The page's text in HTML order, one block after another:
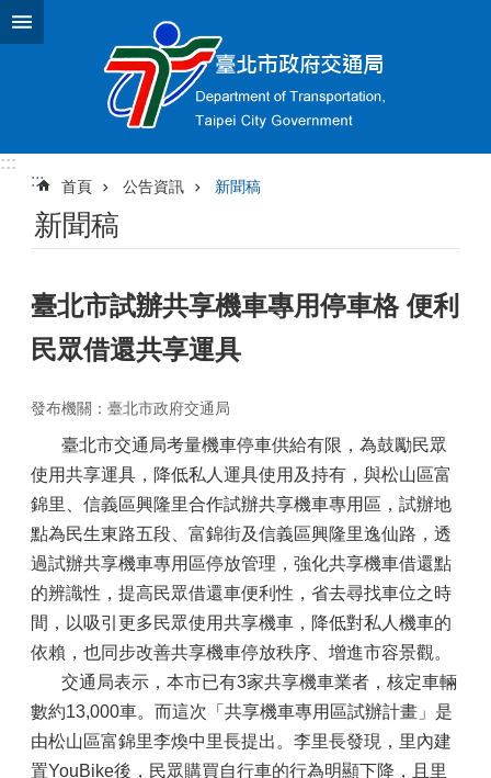
跳到主要內容區塊
:::
:::
首頁 公告資訊 新聞稿
新聞稿
臺北市試辦共享機車專用停車格 便利
民眾借還共享運具
發布機關：臺北市政府交通局
臺北市交通局考量機車停車供給有限，為鼓勵民眾
使用共享運具，降低私人運具使用及持有，與松山區富
錦里、信義區興隆里合作試辦共享機車專用區，試辦地
點為民生東路五段、富錦街及信義區興隆里逸仙路，透
過試辦共享機車專用區停放管理，強化共享機車借還點
的辨識性，提高民眾借還車便利性，省去尋找車位之時
間，以吸引更多民眾使用共享機車，降低對私人機車的
依賴，也同步改善共享機車停放秩序、增進市容景觀。
交通局表示，本市已有3家共享機車業者，核定車輛
數約13,000車。而這次「共享機車專用區試辦計畫」是
由松山區富錦里李煥中里長提出。李里長發現，里內建
置YouBike後，民眾購買自行車的行為明顯下降，且里